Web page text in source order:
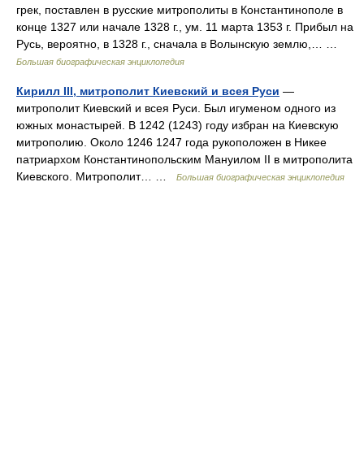
грек, поставлен в русские митрополиты в Константинополе в
конце 1327 или начале 1328 г., ум. 11 марта 1353 г. Прибыл на
Русь, вероятно, в 1328 г., сначала в Волынскую землю,… …
Большая биографическая энциклопедия
Кирилл III, митрополит Киевский и всея Руси —
митрополит Киевский и всея Руси. Был игуменом одного из
южных монастырей. В 1242 (1243) году избран на Киевскую
митрополию. Около 1246 1247 года рукоположен в Никее
патриархом Константинопольским Мануилом II в митрополита
Киевского. Митрополит… …
Большая биографическая энциклопедия